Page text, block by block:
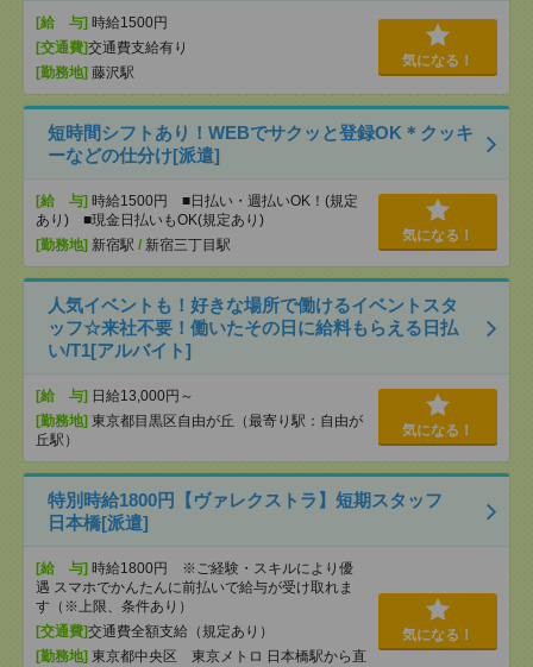
[給 与] 時給1500円
[交通費]交通費支給有り
[勤務地] 藤沢駅
気になる！
短時間シフトあり！WEBでサクッと登録OK＊クッキ
ーなどの仕分け[派遣]
[給 与] 時給1500円 ■日払い・週払いOK！(規定
あり) ■現金日払いもOK(規定あり)
[勤務地] 新宿駅 / 新宿三丁目駅
気になる！
人気イベントも！好きな場所で働けるイベントスタ
ッフ☆来社不要！働いたその日に給料もらえる日払
い/T1[アルバイト]
[給 与] 日給13,000円～
[勤務地] 東京都目黒区自由が丘（最寄り駅：自由が
丘駅）
気になる！
特別時給1800円【ヴァレクストラ】短期スタッフ
日本橋[派遣]
[給 与] 時給1800円 ※ご経験・スキルにより優
遇 スマホでかんたんに前払いで給与が受け取れま
す（※上限、条件あり）
[交通費]交通費全額支給（規定あり）
[勤務地] 東京都中央区 東京メトロ 日本橋駅から直
気になる！